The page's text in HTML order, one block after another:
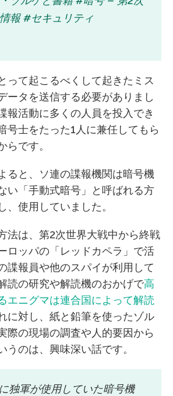
報 #セキュリティ
って起こるべくして起きたミス
ータを送信する必要がありまし
報活動に多くの人員を投入でき
号士をたった1人に兼任してもら
らです。
ると、ソ連の諜報機関は暗号機
い「手動式暗号」と呼ばれる方
、使用していました。
法は、第2次世界大戦中から終戦
ロッパの「レッドカペラ」で活
諜報員や他のスパイが利用して
読の研究や解読機のおかげで高
エニグマは連合国によって解読
に対し、紙と鉛筆を使ったゾル
際の現場の調査や人的要因から
うのは、興味深い話です。
独軍が使用していた暗号機